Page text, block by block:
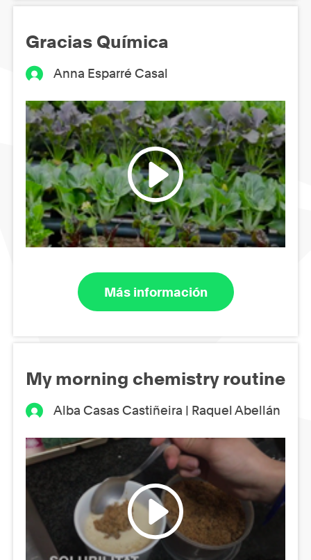
Gracias Química
Anna Esparré Casal
Más información
My morning chemistry routine
Alba Casas Castiñeira | Raquel Abellán